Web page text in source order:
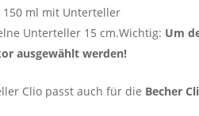
150 ml mit Unterteller
Unterteller 15 cm.Wichtig: Um
ausgewählt werden!
Clio passt auch für die Becher